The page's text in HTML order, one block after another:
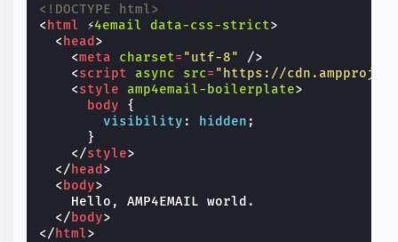
<!DOCTYPE html>
< html ⚡4email data-css-strict>
< head >
<meta charset="utf-8"
/>
<script async src="https://
<style amp4email-boilerplate>
body
{
visibility : hidden ;
}
</style>
</ head >
<body>
    Hello, AMP4EMAIL world.
</body>
</ html>